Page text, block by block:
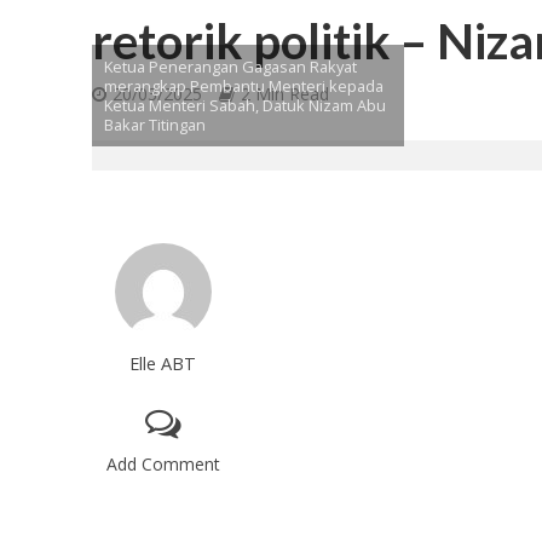
retorik politik –
20/03/2025 2 Min Read
Ketua Penerangan Gagasan Rakyat
merangkap Pembantu Menteri kepada
Ketua Menteri Sabah, Datuk Nizam Abu
Bakar Titingan
Elle ABT
Add Comment